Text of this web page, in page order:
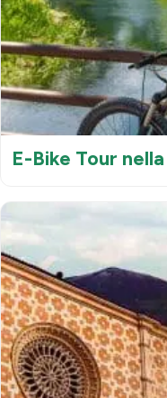
E-Bike Tour